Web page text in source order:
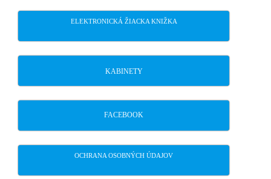
ELEKTRONICKÁ ŽIACKA KNIŽKA
KABINETY
FACEBOOK
OCHRANA OSOBNÝCH ÚDAJOV